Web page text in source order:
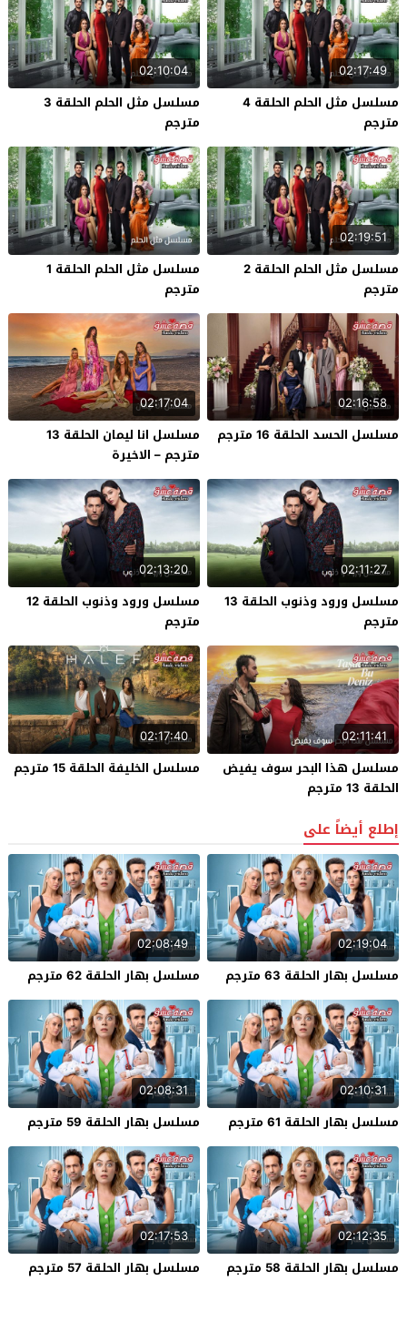
02:17:49
مسلسل مثل الحلم الحلقة 4
مترجم
02:10:04
مسلسل مثل الحلم الحلقة 3
مترجم
02:19:51
مسلسل مثل الحلم الحلقة 2
مترجم
مسلسل مثل الحلم الحلقة 1
مترجم
02:16:58
مسلسل الحسد الحلقة 16 مترجم
02:17:04
مسلسل انا ليمان الحلقة 13
مترجم – الاخيرة
02:11:27
مسلسل ورود وذنوب الحلقة 13
مترجم
02:13:20
مسلسل ورود وذنوب الحلقة 12
مترجم
02:11:41
مسلسل هذا البحر سوف يفيض
الحلقة 13 مترجم
02:17:40
مسلسل الخليفة الحلقة 15 مترجم
إطلع أيضاً على
02:19:04
مسلسل بهار الحلقة 63 مترجم
02:08:49
مسلسل بهار الحلقة 62 مترجم
02:10:31
مسلسل بهار الحلقة 61 مترجم
02:08:31
مسلسل بهار الحلقة 59 مترجم
02:12:35
مسلسل بهار الحلقة 58 مترجم
02:17:53
مسلسل بهار الحلقة 57 مترجم